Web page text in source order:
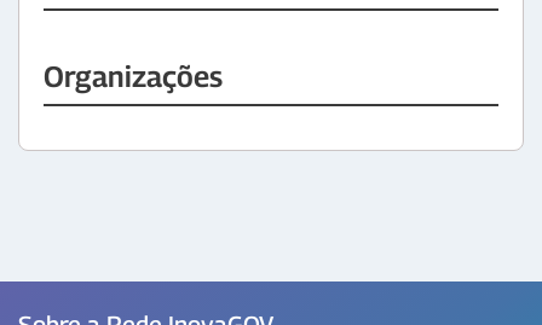
Organizações